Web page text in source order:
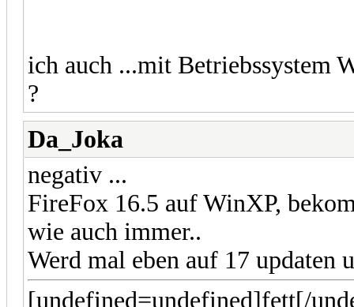
ich auch ...mit Betriebssystem
?
Da_Joka
negativ ...
FireFox 16.5 auf WinXP,
wie auch immer..
Werd mal eben auf 17 updaten
[undefined=undefined]fett[/